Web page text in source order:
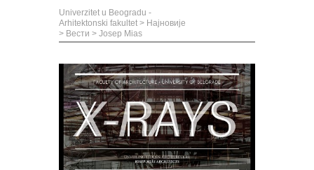
Univerzitet u Beogradu -
Arhitektonski fakultet > Најновије
> Вести > Josep Mias